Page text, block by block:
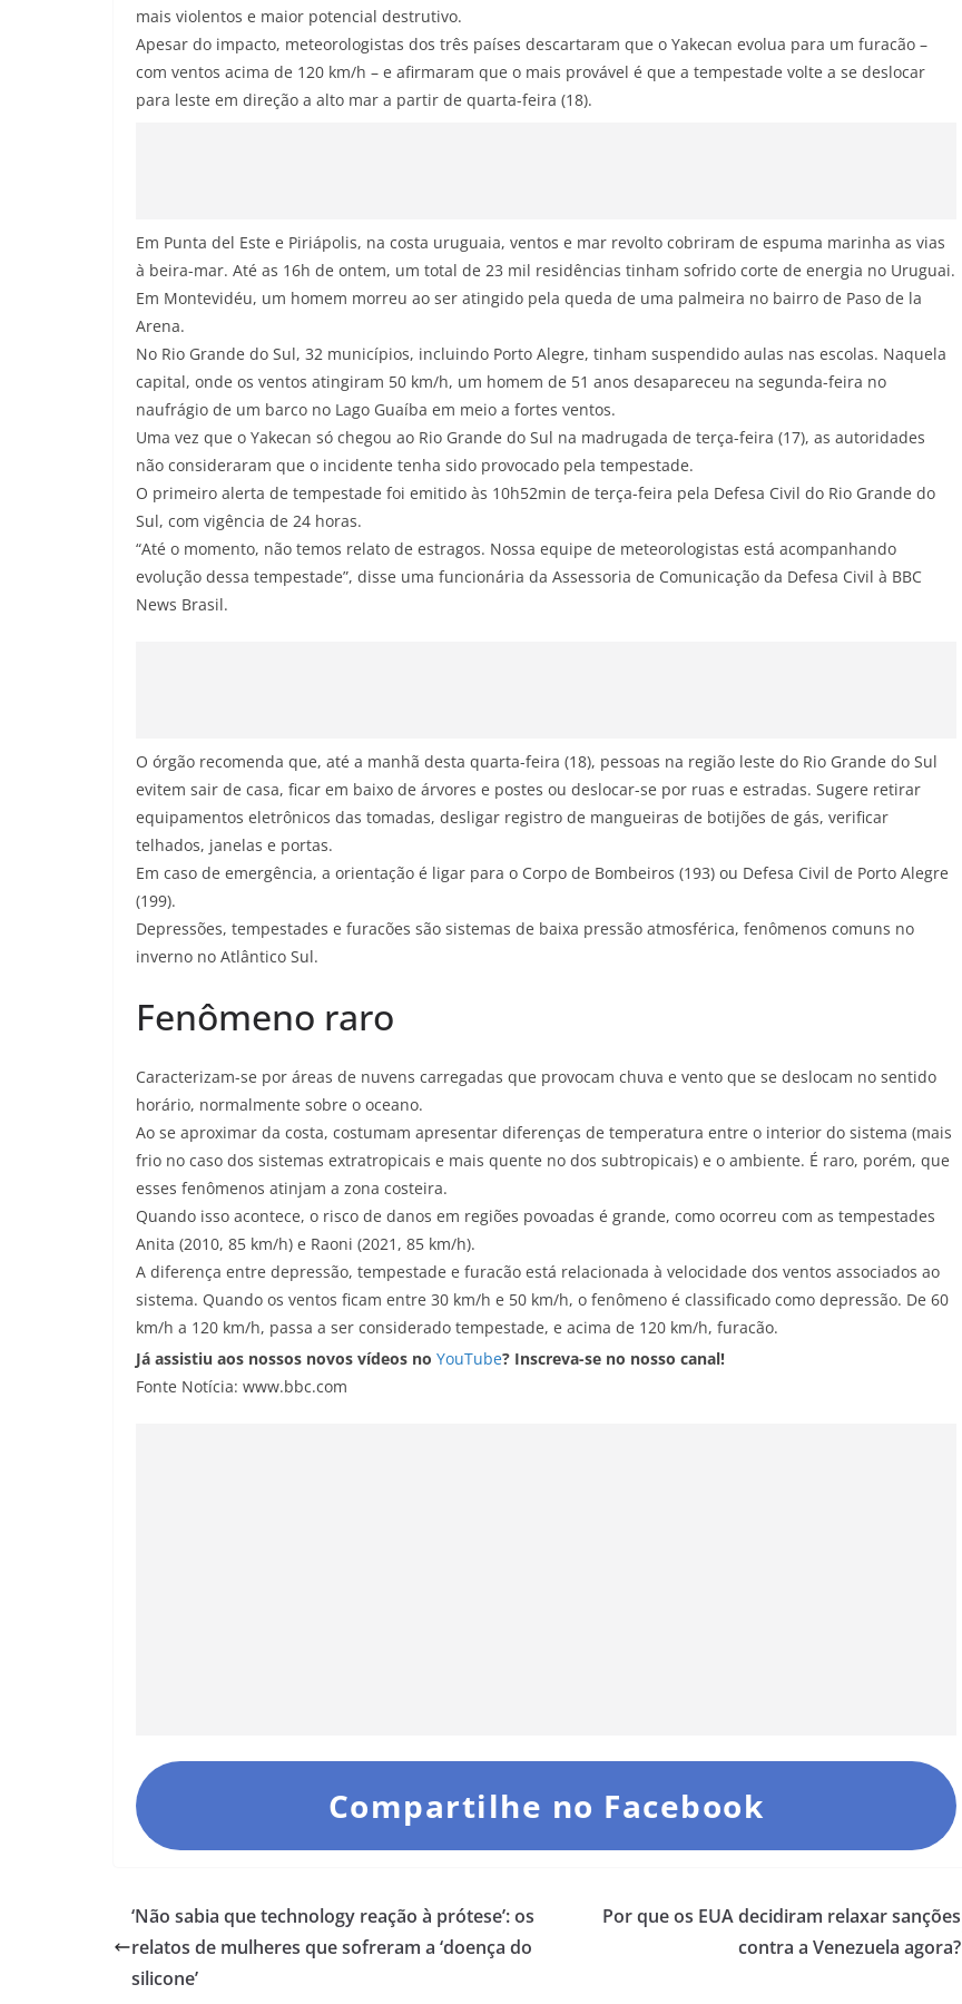
mais violentos e maior potencial destrutivo.
Apesar do impacto, meteorologistas dos três países descartaram que o Yakecan evolua para um furacão –
com ventos acima de 120 km/h – e afirmaram que o mais provável é que a tempestade volte a se deslocar
para leste em direção a alto mar a partir de quarta-feira (18).
Em Punta del Este e Piriápolis, na costa uruguaia, ventos e mar revolto cobriram de espuma marinha as vias
à beira-mar. Até as 16h de ontem, um total de 23 mil residências tinham sofrido corte de energia no Uruguai.
Em Montevidéu, um homem morreu ao ser atingido pela queda de uma palmeira no bairro de Paso de la
Arena.
No Rio Grande do Sul, 32 municípios, incluindo Porto Alegre, tinham suspendido aulas nas escolas. Naquela
capital, onde os ventos atingiram 50 km/h, um homem de 51 anos desapareceu na segunda-feira no
naufrágio de um barco no Lago Guaíba em meio a fortes ventos.
Uma vez que o Yakecan só chegou ao Rio Grande do Sul na madrugada de terça-feira (17), as autoridades
não consideraram que o incidente tenha sido provocado pela tempestade.
O primeiro alerta de tempestade foi emitido às 10h52min de terça-feira pela Defesa Civil do Rio Grande do
Sul, com vigência de 24 horas.
“Até o momento, não temos relato de estragos. Nossa equipe de meteorologistas está acompanhando
evolução dessa tempestade”, disse uma funcionária da Assessoria de Comunicação da Defesa Civil à BBC
News Brasil.
O órgão recomenda que, até a manhã desta quarta-feira (18), pessoas na região leste do Rio Grande do Sul
evitem sair de casa, ficar em baixo de árvores e postes ou deslocar-se por ruas e estradas. Sugere retirar
equipamentos eletrônicos das tomadas, desligar registro de mangueiras de botijões de gás, verificar
telhados, janelas e portas.
Em caso de emergência, a orientação é ligar para o Corpo de Bombeiros (193) ou Defesa Civil de Porto Alegre
(199).
Depressões, tempestades e furacões são sistemas de baixa pressão atmosférica, fenômenos comuns no
inverno no Atlântico Sul.
Fenômeno raro
Caracterizam-se por áreas de nuvens carregadas que provocam chuva e vento que se deslocam no sentido
horário, normalmente sobre o oceano.
Ao se aproximar da costa, costumam apresentar diferenças de temperatura entre o interior do sistema (mais
frio no caso dos sistemas extratropicais e mais quente no dos subtropicais) e o ambiente. É raro, porém, que
esses fenômenos atinjam a zona costeira.
Quando isso acontece, o risco de danos em regiões povoadas é grande, como ocorreu com as tempestades
Anita (2010, 85 km/h) e Raoni (2021, 85 km/h).
A diferença entre depressão, tempestade e furacão está relacionada à velocidade dos ventos associados ao
sistema. Quando os ventos ficam entre 30 km/h e 50 km/h, o fenômeno é classificado como depressão. De 60
km/h a 120 km/h, passa a ser considerado tempestade, e acima de 120 km/h, furacão.
Já assistiu aos nossos novos vídeos no YouTube? Inscreva-se no nosso canal!
Fonte Notícia: www.bbc.com
Compartilhe no Facebook
‘Não sabia que technology reação à prótese’: os
relatos de mulheres que sofreram a ‘doença do
silicone’
Por que os EUA decidiram relaxar sanções
contra a Venezuela agora?